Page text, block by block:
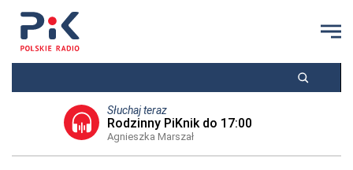
Słuchaj teraz
Rodzinny PiKnik do 17:00
Agnieszka Marszał